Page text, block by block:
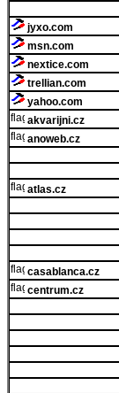
jyxo.com
msn.com
nextice.com
trellian.com
yahoo.com
akvarijni.cz
anoweb.cz
atlas.cz
casablanca.cz
centrum.cz